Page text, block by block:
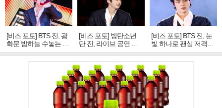
[비즈 포토] BTS 진, 광
화문 밤하늘 수놓는 '비
주얼 킹'의 열창
[비즈 포토] 방탄소년
단 진, 라이브 공연 중
빛나는 독보적 아우라
[비즈 포토] BTS 진, 눈
빛 하나로 팬심 저격…
독보적 카리스마